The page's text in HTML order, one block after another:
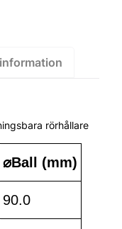
rörhållare
⌀Ball (mm)
90.0